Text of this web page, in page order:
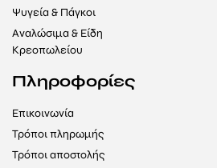
Ψυγεία & Πάγκοι
Αναλώσιμα & Είδη
Κρεοπωλείου
Πληροφορίες
Επικοινωνία
Τρόποι πληρωμής
Τρόποι αποστολής